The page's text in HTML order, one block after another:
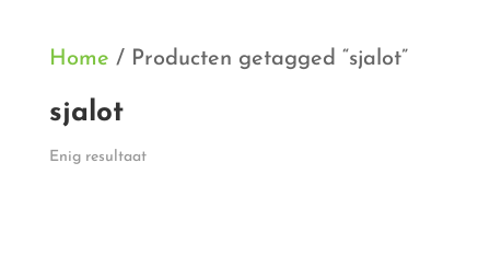
Home / Producten getagged “sjalot”
sjalot
Enig resultaat